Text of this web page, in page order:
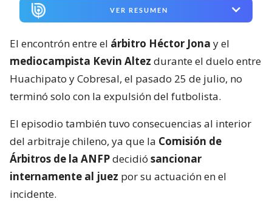
VER RESUMEN
El encontrón entre el árbitro Héctor Jona y el
mediocampista Kevin Altez durante el duelo entre
Huachipato y Cobresal, el pasado 25 de julio, no
terminó solo con la expulsión del futbolista.
El episodio también tuvo consecuencias al interior
del arbitraje chileno, ya que la Comisión de
Árbitros de la ANFPdecidió sancionar
internamente al juez por su actuación en el
incidente.